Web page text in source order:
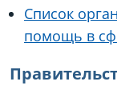
Список
помощь в